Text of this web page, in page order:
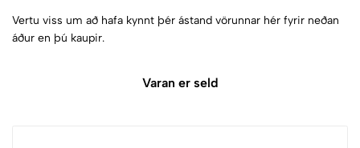
Vertu viss um að hafa kynnt þér ástand vörunnar hér fyrir neðan
áður en þú kaupir.
Varan er seld